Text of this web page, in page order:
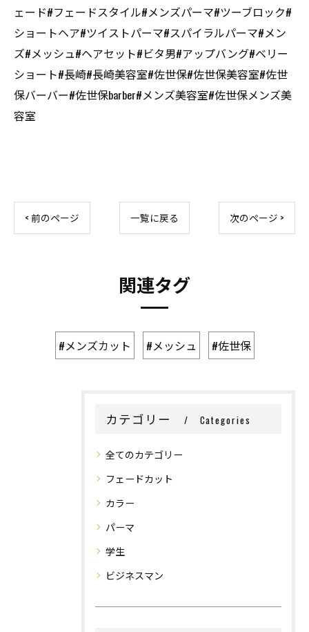
ェード#フェードスタイル#メンズパーマ#ツーブロック#
ショートヘア#ツイストパーマ#スパイラルパーマ#メン
ズ#メッシュ#ヘアセット#ビタ男#アップバング#ベリー
ショート#長崎#長崎美容室#佐世保#佐世保美容室#佐世
保バーバー#佐世保barber#メンズ美容室#佐世保メンズ美
容室
< 前のページ 一覧に戻る 次のページ >
関連タグ
#メンズカット #メッシュ #佐世保
カテゴリー Categories
全てのカテゴリー
フェードカット
カラー
パーマ
学生
ビジネスマン